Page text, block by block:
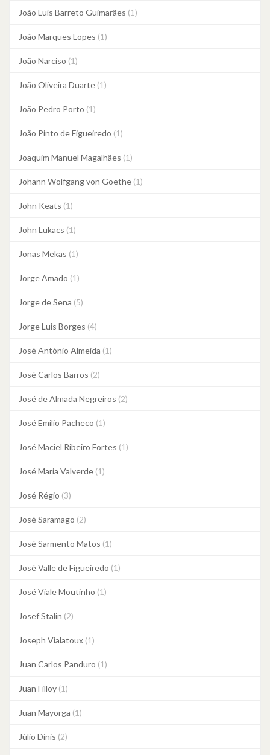
João Luís Barreto Guimarães (1)
João Marques Lopes (1)
João Narciso (1)
João Oliveira Duarte (1)
João Pedro Porto (1)
João Pinto de Figueiredo (1)
Joaquim Manuel Magalhães (1)
Johann Wolfgang von Goethe (1)
John Keats (1)
John Lukacs (1)
Jonas Mekas (1)
Jorge Amado (1)
Jorge de Sena (5)
Jorge Luis Borges (4)
José António Almeida (1)
José Carlos Barros (2)
José de Almada Negreiros (2)
José Emilio Pacheco (1)
José Maciel Ribeiro Fortes (1)
José Maria Valverde (1)
José Régio (3)
José Saramago (2)
José Sarmento Matos (1)
José Valle de Figueiredo (1)
José Viale Moutinho (1)
Josef Stalin (2)
Joseph Vialatoux (1)
Juan Carlos Panduro (1)
Juan Filloy (1)
Juan Mayorga (1)
Júlio Dinis (2)